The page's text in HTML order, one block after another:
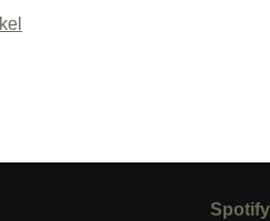
Spotify